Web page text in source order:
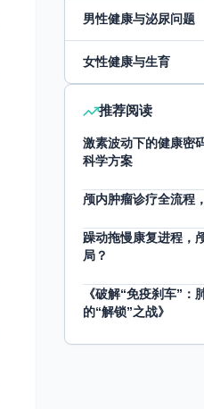
男性健康与泌尿问题
女性健康与生育
推荐阅读
激素波动下的健康密
科学方案
颅内肿瘤诊疗全流程
躁动拖慢康复进程，
局？
《破解“免疫刹车”：
的“解锁”之战》